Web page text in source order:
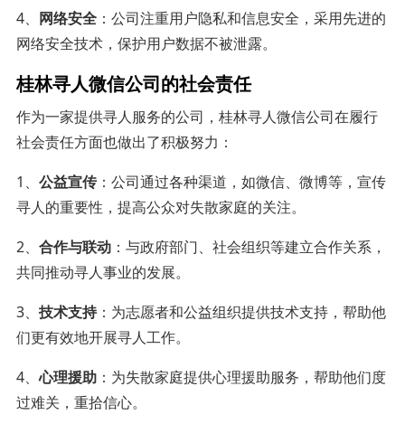
4、 网络安全：公司注重用户隐私和信息安全，采用先进的
网络安全技术，保护用户数据不被泄露。
桂林寻人微信公司的社会责任
作为一家提供寻人服务的公司，桂林寻人微信公司在履行
社会责任方面也做出了积极努力：
1、 公益宣传：公司通过各种渠道，如微信、微博等，宣传
寻人的重要性，提高公众对失散家庭的关注。
2、 合作与联动：与政府部门、社会组织等建立合作关系，
共同推动寻人事业的发展。
3、 技术支持：为志愿者和公益组织提供技术支持，帮助他
们更有效地开展寻人工作。
4、心理援助：为失散家庭提供心理援助服务，帮助他们度
过难关，重拾信心。